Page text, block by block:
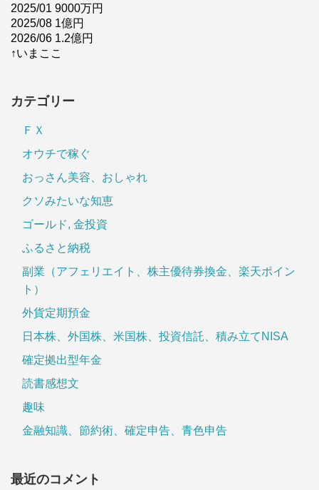
2025/01 9000万円
2025/08 1億円
2026/06 1.2億円
↑いまここ
カテゴリー
ＦＸ
オウチで稼ぐ
おっさん美容、おしゃれ
クソみたいな知恵
ゴールド, 金投資
ふるさと納税
副業（アフェリエイト、株主優待券換金、楽天ポイン
ト）
外貨定期預金
日本株、外国株、米国株、投資信託、積み立てNISA
確定拠出型年金
読書感想文
趣味
金融知識、節約術、確定申告、青色申告
最近のコメント